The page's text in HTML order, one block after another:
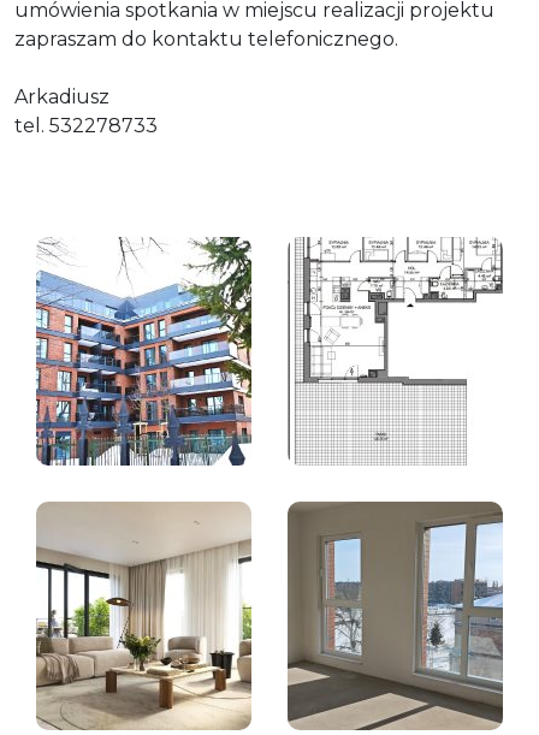
umówienia spotkania w miejscu realizacji projektu
zapraszam do kontaktu telefonicznego.
Arkadiusz
tel. 532278733